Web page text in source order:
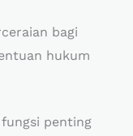
bagi
hukum
penting